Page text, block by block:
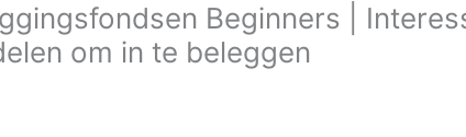
Beginners |
om in te beleggen